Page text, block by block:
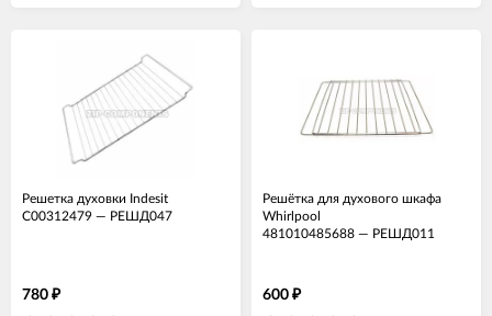
Решетка духовки Indesit
C00312479 — РЕШД047
780 ₽
Решётка для духового шкафа
Whirlpool
481010485688 — РЕШД011
600 ₽